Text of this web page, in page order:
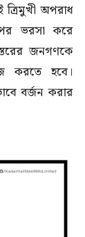
অপরাধ
ভরসা করে
জনগণকে
করতে হবে।
বর্জন করার